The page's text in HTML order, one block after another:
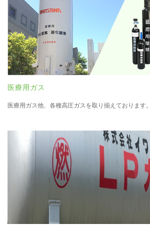
医療用ガス
医療用ガス他、各種高圧ガスを取り揃えております。